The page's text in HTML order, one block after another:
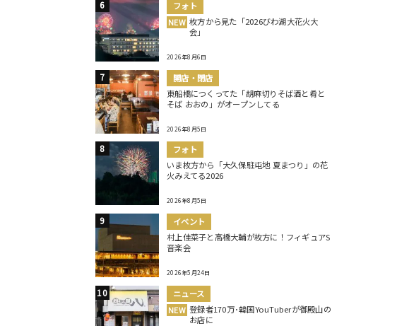
フォト
NEW 枚方から見た「2026びわ湖大花火大
会」
2026年8月6日
開店・閉店
東船橋につくってた「胡麻切りそば酒と肴と
そば おおの」がオープンしてる
2026年8月5日
フォト
いま枚方から「大久保駐屯地 夏まつり」の花
火みえてる2026
2026年8月5日
イベント
村上佳菜子と高橋大輔が枚方に！フィギュアS
音楽会
2026年5月24日
ニュース
NEW 登録者170万･韓国YouTuberが御殿山の
お店に